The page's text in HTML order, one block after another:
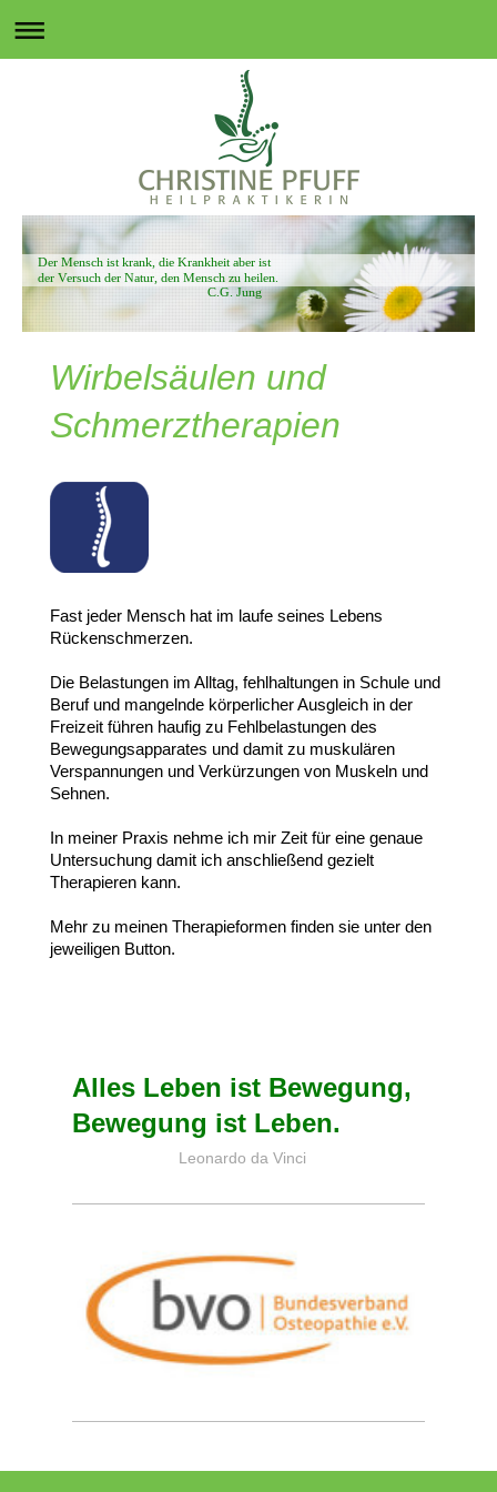
Der Mensch ist krank, die Krankheit aber ist
der Versuch der Natur, den Mensch zu heilen.
C.G. Jung
Wirbelsäulen und
Schmerztherapien
Fast jeder Mensch hat im laufe seines Lebens
Rückenschmerzen.
Die Belastungen im Alltag, fehlhaltungen in Schule und
Beruf und mangelnde körperlicher Ausgleich in der
Freizeit führen haufig zu Fehlbelastungen des
Bewegungsapparates und damit zu muskulären
Verspannungen und Verkürzungen von Muskeln und
Sehnen.
In meiner Praxis nehme ich mir Zeit für eine genaue
Untersuchung damit ich anschließend gezielt
Therapieren kann.
Mehr zu meinen Therapieformen finden sie unter den
jeweiligen Button.
Alles Leben ist Bewegung,
Bewegung ist Leben.
Leonardo da Vinci